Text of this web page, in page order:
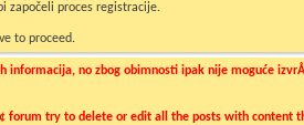
započeli proces registracije.
to proceed.
informacija, no zbog obimnosti ipak nije moguće
forum try to delete or edit all the posts with content